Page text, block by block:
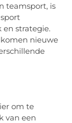
teamsport, is
strategie.
nieuwe
om te
van een